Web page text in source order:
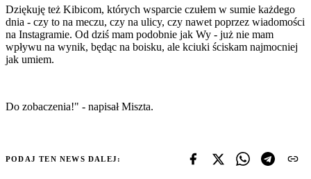
Dziękuję też Kibicom, których wsparcie czułem w sumie każdego
dnia - czy to na meczu, czy na ulicy, czy nawet poprzez wiadomości
na Instagramie. Od dziś mam podobnie jak Wy - już nie mam
wpływu na wynik, będąc na boisku, ale kciuki ściskam najmocniej
jak umiem.
Do zobaczenia!" - napisał Miszta.
PODAJ TEN NEWS DALEJ: